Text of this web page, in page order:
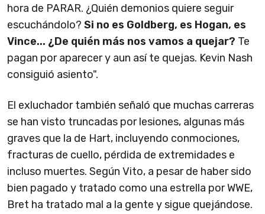
hora de PARAR. ¿Quién demonios quiere seguir
escuchándolo? Si no es Goldberg, es Hogan, es
Vince... ¿De quién más nos vamos a quejar? Te
pagan por aparecer y aun así te quejas. Kevin Nash
consiguió asiento".
El exluchador también señaló que muchas carreras
se han visto truncadas por lesiones, algunas más
graves que la de Hart, incluyendo conmociones,
fracturas de cuello, pérdida de extremidades e
incluso muertes. Según Vito, a pesar de haber sido
bien pagado y tratado como una estrella por WWE,
Bret ha tratado mal a la gente y sigue quejándose.